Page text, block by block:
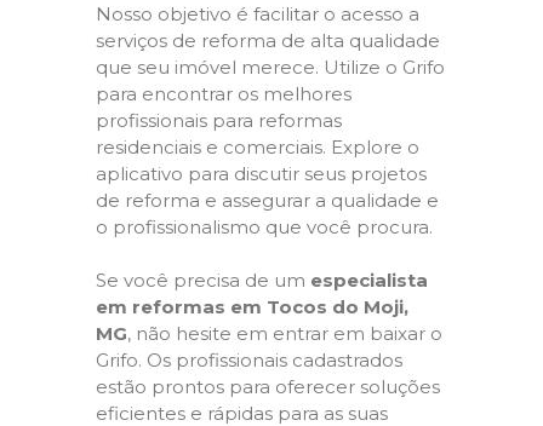
Nosso objetivo é facilitar o acesso a
serviços de reforma de alta qualidade
que seu imóvel merece. Utilize o Grifo
para encontrar os melhores
profissionais para reformas
residenciais e comerciais. Explore o
aplicativo para discutir seus projetos
de reforma e assegurar a qualidade e
o profissionalismo que você procura.
Se você precisa de um especialista
em reformas em Tocos do Moji,
MG, não hesite em entrar em baixar o
Grifo. Os profissionais cadastrados
estão prontos para oferecer soluções
eficientes e rápidas para as suas